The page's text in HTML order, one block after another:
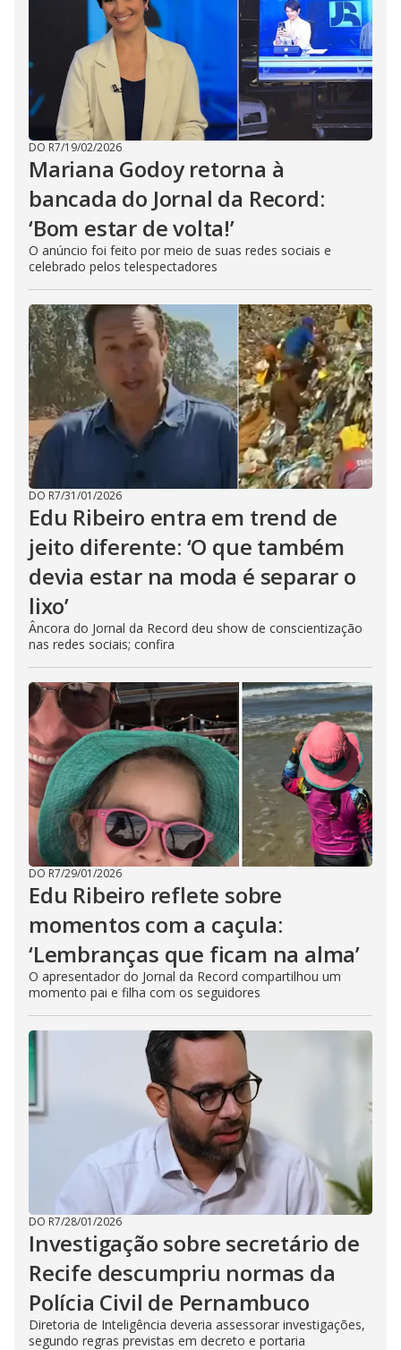
DO R7/19/02/2026
Mariana Godoy retorna à
bancada do Jornal da Record:
‘Bom estar de volta!’
O anúncio foi feito por meio de suas redes sociais e
celebrado pelos telespectadores
DO R7/31/01/2026
Edu Ribeiro entra em trend de
jeito diferente: ‘O que também
devia estar na moda é separar o
lixo’
Âncora do Jornal da Record deu show de conscientização
nas redes sociais; confira
DO R7/29/01/2026
Edu Ribeiro reflete sobre
momentos com a caçula:
‘Lembranças que ficam na alma’
O apresentador do Jornal da Record compartilhou um
momento pai e filha com os seguidores
DO R7/28/01/2026
Investigação sobre secretário de
Recife descumpriu normas da
Polícia Civil de Pernambuco
Diretoria de Inteligência deveria assessorar investigações,
segundo regras previstas em decreto e portaria